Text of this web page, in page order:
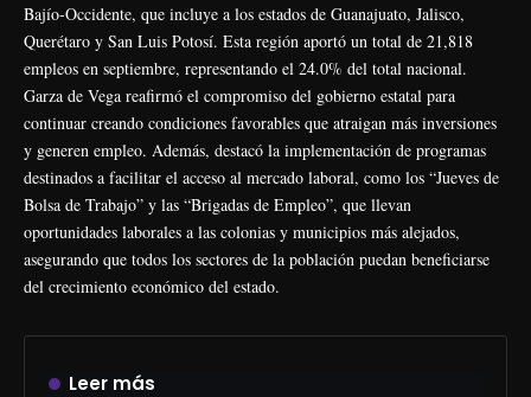
Bajío-Occidente, que incluye a los estados de Guanajuato, Jalisco,
Querétaro y San Luis Potosí. Esta región aportó un total de 21,818
empleos en septiembre, representando el 24.0% del total nacional.
Garza de Vega reafirmó el compromiso del gobierno estatal para
continuar creando condiciones favorables que atraigan más inversiones
y generen empleo. Además, destacó la implementación de programas
destinados a facilitar el acceso al mercado laboral, como los “Jueves de
Bolsa de Trabajo” y las “Brigadas de Empleo”, que llevan
oportunidades laborales a las colonias y municipios más alejados,
asegurando que todos los sectores de la población puedan beneficiarse
del crecimiento económico del estado.
Leer más